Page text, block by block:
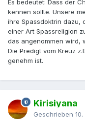
Es bedeutet: Dass der
kennen sollte. Unsere
ihre Spassdoktrin dazu,
einer Art Spassreligion
das angenommen wird,
Die Predigt vom Kreuz
genehm ist.
Kirisiyana
Geschrieben